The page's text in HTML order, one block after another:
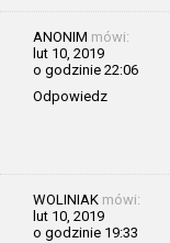
ANONIM mówi:
lut 10, 2019
o godzinie 22:06
Odpowiedz
WOLINIAK mówi:
lut 10, 2019
o godzinie 19:33